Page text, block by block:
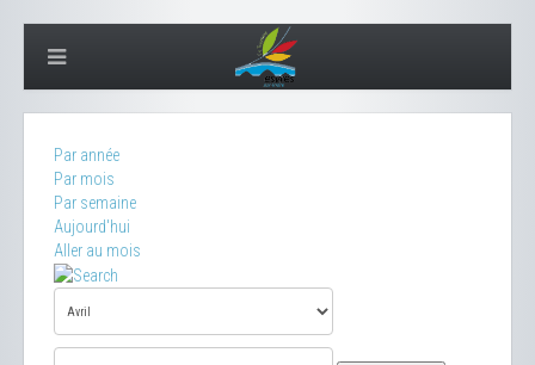
Par année
Par mois
Par semaine
Aujourd'hui
Aller au mois